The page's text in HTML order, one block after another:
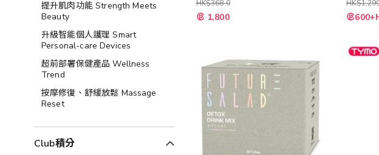
HK$368.0
1,800
提升肌肉功能 Strength Meets
Beauty
升級智能個人護理 Smart
Personal-care Devices
超前部署保健產品 Wellness
Trend
按摩修復、舒緩放鬆 Massage
Reset
Club積分